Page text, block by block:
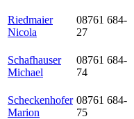
Riedmaier
Nicola
08761 684-
27
Schafhauser
Michael
08761 684-
74
Scheckenhofer
Marion
08761 684-
75